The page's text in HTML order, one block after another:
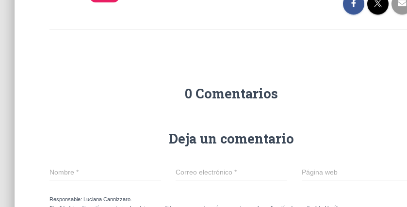
0 Comentarios
Deja un comentario
Nombre * Correo electrónico * Página web
Responsable: Luciana Cannizzaro.